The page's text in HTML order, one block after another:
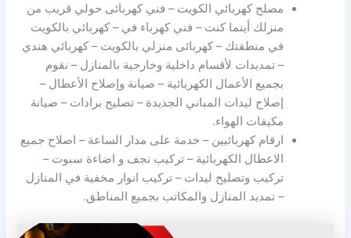
مصلح كهربائي الكويت – فني كهربائى حولي قريب من
منزلك أينما كنت – فني كهرباء في – كهربائي بالكويت
في منطقتك – كهربائى منزلي بالكويت – كهربائي هندي
– تمديدات لأقسام داخلية وخارجية بالمنازل – نقوم
بجميع الأعمال الكهربائية – صيانة وإصلاح الأعطال –
إصلاح ليدات المباني الجديدة – تصليح برادات – صيانة
مكيفات الهواء.
ارقام كهربائيين – خدمة على مدار الساعة – اصلاح جميع
الاعطال الكهربائية – تركيب نجف و اضاءة سبوت –
تركيب وتصليح ليدات – تركيب انوار مخفية في المنازل
– تمديد المنازل والمكاتب بجميع المناطق.